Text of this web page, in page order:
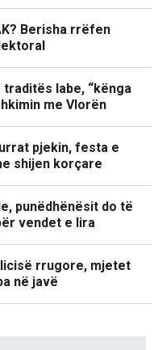
Berisha rrëfen
traditës labe, “kënga
me Vlorën
pjekin, festa e
shijen korçare
punëdhënësit do të
vendet e lira
rrugore, mjetet
në javë